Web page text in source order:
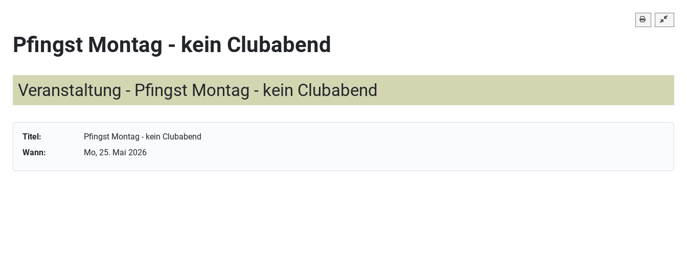
Pfingst Montag - kein Clubabend
Veranstaltung - Pfingst Montag - kein Clubabend
Titel:
Pfingst Montag - kein Clubabend
Wann:
Mo, 25. Mai 2026